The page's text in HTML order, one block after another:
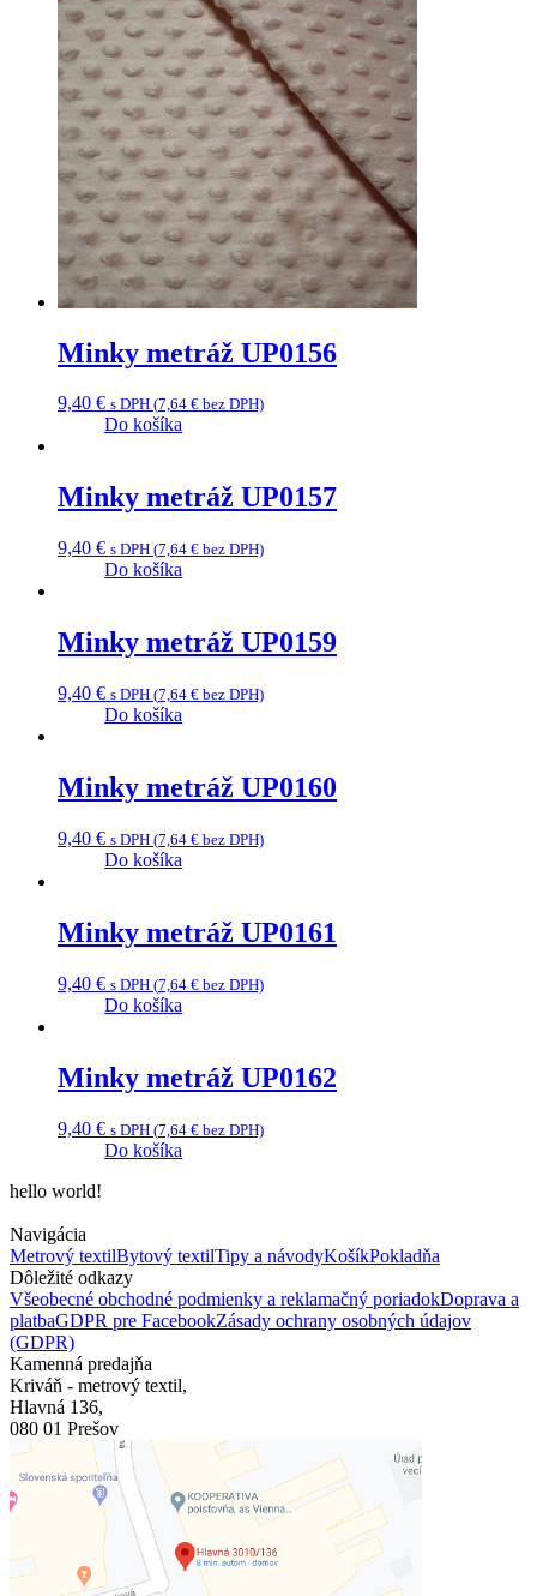
Minky metráž UP0156
9,40 € s DPH (7,64 € bez DPH)
Do košíka
Minky metráž UP0157
9,40 € s DPH (7,64 € bez DPH)
Do košíka
Minky metráž UP0159
9,40 € s DPH (7,64 € bez DPH)
Do košíka
Minky metráž UP0160
9,40 € s DPH (7,64 € bez DPH)
Do košíka
Minky metráž UP0161
9,40 € s DPH (7,64 € bez DPH)
Do košíka
Minky metráž UP0162
9,40 € s DPH (7,64 € bez DPH)
Do košíka
hello world!
Navigácia
Metrový textilBytový textilTipy a návodyKošíkPokladňa
Dôležité odkazy
Všeobecné obchodné podmienky a reklamačný poriadokDoprava a
platbaGDPR pre FacebookZásady ochrany osobných údajov
(GDPR)
Kamenná predajňa
Kriváň - metrový textil,
Hlavná 136,
080 01 Prešov